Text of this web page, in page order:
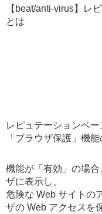
【beat/anti-virus】レ
とは
レピュテーションベ
「ブラウザ保護」機能
機能が「有効」の場
ザに表示し、
危険な Web サイトの
ザの Web アクセスを